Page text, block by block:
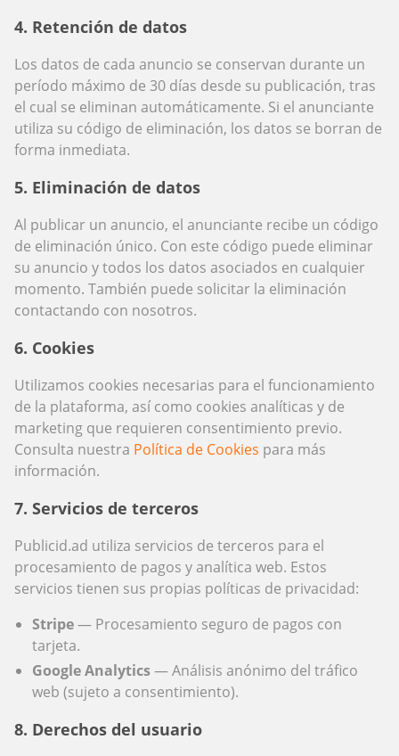
4. Retención de datos
Los datos de cada anuncio se conservan durante un
período máximo de 30 días desde su publicación, tras
el cual se eliminan automáticamente. Si el anunciante
utiliza su código de eliminación, los datos se borran de
forma inmediata.
5. Eliminación de datos
Al publicar un anuncio, el anunciante recibe un código
de eliminación único. Con este código puede eliminar
su anuncio y todos los datos asociados en cualquier
momento. También puede solicitar la eliminación
contactando con nosotros.
6. Cookies
Utilizamos cookies necesarias para el funcionamiento
de la plataforma, así como cookies analíticas y de
marketing que requieren consentimiento previo.
Consulta nuestra Política de Cookies para más
información.
7. Servicios de terceros
Publicid.ad utiliza servicios de terceros para el
procesamiento de pagos y analítica web. Estos
servicios tienen sus propias políticas de privacidad:
Stripe— Procesamiento seguro de pagos con
tarjeta.
Google Analytics— Análisis anónimo del tráfico
web (sujeto a consentimiento).
8. Derechos del usuario